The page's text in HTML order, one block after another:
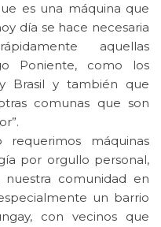
es una máquina que
día se hace necesaria
aquellas
Poniente, como los
Brasil y también que
comunas que son
requerimos máquinas
por orgullo personal,
comunidad en
un barrio
con vecinos que